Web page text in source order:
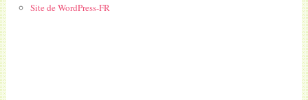
Site de WordPress-FR